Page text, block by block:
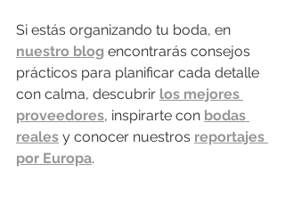
Si estás organizando tu boda, en
nuestro blog encontrarás consejos
prácticos para planificar cada detalle
con calma, descubrir los mejores
proveedores, inspirarte con bodas
reales y conocer nuestros reportajes
por Europa.